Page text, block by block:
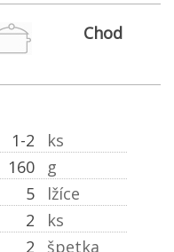
Chod
1-2
ks
160 g
5 lžíce
2 ks
2
špetka